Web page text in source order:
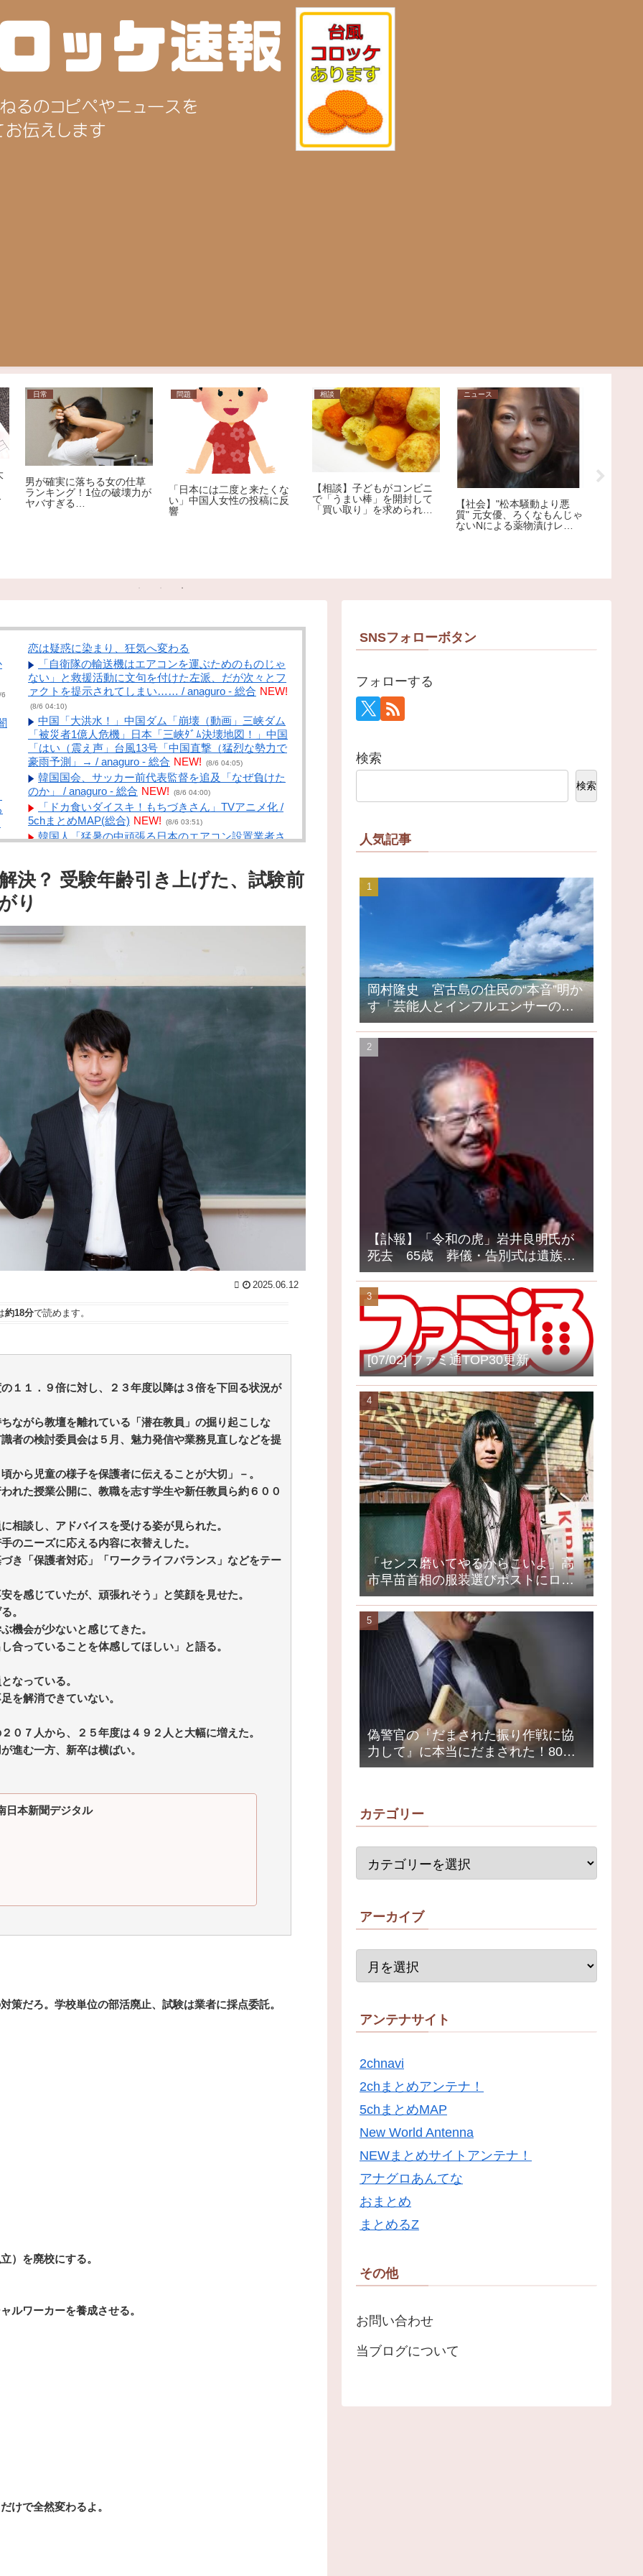
には二度と来たくな
国人女性の投稿に反
【相談】子どもがコンビニ
で「うまい棒」を開封して
「買い取り」を求められま
【社会】"松本騒動より悪
質" 元女優、ろくなもんじゃ
日常
【結婚】40代以上の男
性、“アレがあった方がモテ
る説”を検証。
ニュース
「健康保険証」が
証」に移行したほ
ット大!?その理由
が解説
恋は疑惑に染まり、狂気へ変わる
「自衛隊の輸送機はエアコンを運ぶためのものじゃ
ない」と救援活動に文句を付けた左派、だが次々とフ
ァクトを提示されてしまい…… / anaguro - 総合 NEW!
(8/6 04:10)
中国「大洪水！」中国ダム「崩壊（動画」三峡ダム
「被災者1億人危機」日本「三峡ﾀﾞﾑ決壊地図！」中国
「はい（震え声」台風13号「中国直撃（猛烈な勢力で
豪雨予測」→ / anaguro - 総合 NEW! (8/6 04:05)
韓国国会、サッカー前代表監督を追及「なぜ負けた
のか」 / anaguro - 総合 NEW! (8/6 04:00)
「ドカ食いダイスキ！もちづきさん」TVアニメ化 /
5chまとめMAP(総合) NEW! (8/6 03:51)
韓国人「猛暑の中頑張る日本のエアコン設置業者さ
から2年間1％に8月5日 / 5chまとめMAP(総合)
NEW!
(8/6 03:33)
【台湾】 頼総統、台日の最大の脅威は「中国の威圧
的行動」 団結訴え / 5chまとめMAP(総合)
まとめアンテナ
NEW!
高校の時、兄貴が伯母に首を絞められて殺されそう
になった。理由はじいちゃん家の裏山を貰えなかった
から / おまとめアンテナ
ご近所の可愛くていい子だったAちゃんが、突然金
髪・露出で帰省→家庭内で大騒動の後、半年後にひっ
そりお葬式があった衝撃 / おまとめアンテナ
【テニスをしないテニプリ】王子様と恋に落ちる？
イブラヒム！ / おまとめアンテナ
【心霊・幽霊】今現在進行中なんだが助けろ / おま
とめアンテナ
(8/5 19:00)
Powered by livedoor 相互RSS
決？ 受験年齢引き上げた、試験前
り
2025.06.12
約18分で読めます。
１１．９倍に対し、２３年度以降は３倍を下回る状況が
ながら教壇を離れている「潜在教員」の掘り起こしな
者の検討委員会は５月、魅力発信や業務見直しなどを提
から児童の様子を保護者に伝えることが大切」－。
れた授業公開に、教職を志す学生や新任教員ら約６００
相談し、アドバイスを受ける姿が見られた。
のニーズに応える内容に衣替えした。
き「保護者対応」「ワークライフバランス」などをテー
を感じていたが、頑張れそう」と笑顔を見せた。
。
機会が少ないと感じてきた。
合っていることを体感してほしい」と語る。
なっている。
を解消できていない。
０７人から、２５年度は４９２人と大幅に増えた。
進む一方、新卒は横ばい。
日本新聞デジタル
だろ。学校単位の部活廃止、試験は業者に採点委託。
）を廃校にする。
ルワーカーを養成させる。
けで全然変わるよ。
SNSフォローボタン
フォローする
検索
検索
人気記事
岡村隆史 宮古島の住民の“本音”明か
す「芸能人とインフルエンサーの島
になってしまったって」
【訃報】「令和の虎」岩井良明氏が
死去 65歳 葬儀・告別式は遺族の
意向で密葬
[07/02] ファミ通TOP30更新
「センス磨いてやるからこいよ」高
市早苗首相の服装選びポストにロッ
クミュージシャンが激怒、ネット大
荒れ
偽警官の『だまされた振り作戦に協
力して』に本当にだまされた！80代
女性1200万円被害
カテゴリー
アーカイブ
アンテナサイト
2chnavi
2chまとめアンテナ！
5chまとめMAP
New World Antenna
NEWまとめサイトアンテナ！
アナグロあんてな
おまとめ
まとめるZ
その他
お問い合わせ
当ブログについて